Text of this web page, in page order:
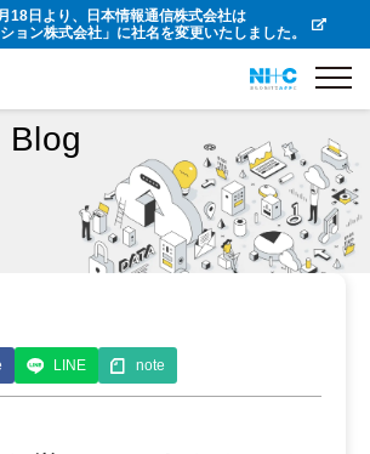
18日より、日本情報通信株式会社は
ョン株式会社」に社名を変更いたしました。
Blog
LINE note